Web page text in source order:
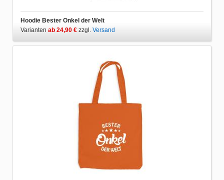
Hoodie Bester Onkel der Welt
Varianten ab 24,90 € zzgl. Versand